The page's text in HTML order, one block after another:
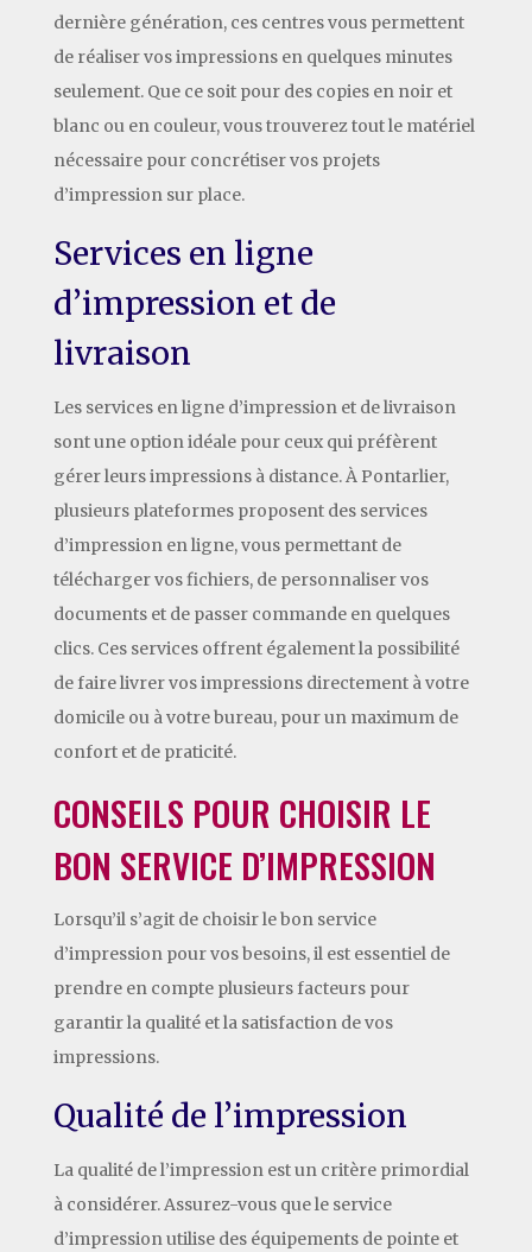
dernière génération, ces centres vous permettent
de réaliser vos impressions en quelques minutes
seulement. Que ce soit pour des copies en noir et
blanc ou en couleur, vous trouverez tout le matériel
nécessaire pour concrétiser vos projets
d’impression sur place.
Services en ligne
d’impression et de
livraison
Les services en ligne d’impression et de livraison
sont une option idéale pour ceux qui préfèrent
gérer leurs impressions à distance. À Pontarlier,
plusieurs plateformes proposent des services
d’impression en ligne, vous permettant de
télécharger vos fichiers, de personnaliser vos
documents et de passer commande en quelques
clics. Ces services offrent également la possibilité
de faire livrer vos impressions directement à votre
domicile ou à votre bureau, pour un maximum de
confort et de praticité.
CONSEILS POUR CHOISIR LE
BON SERVICE D’IMPRESSION
Lorsqu’il s’agit de choisir le bon service
d’impression pour vos besoins, il est essentiel de
prendre en compte plusieurs facteurs pour
garantir la qualité et la satisfaction de vos
impressions.
Qualité de l’impression
La qualité de l’impression est un critère primordial
à considérer. Assurez-vous que le service
d’impression utilise des équipements de pointe et